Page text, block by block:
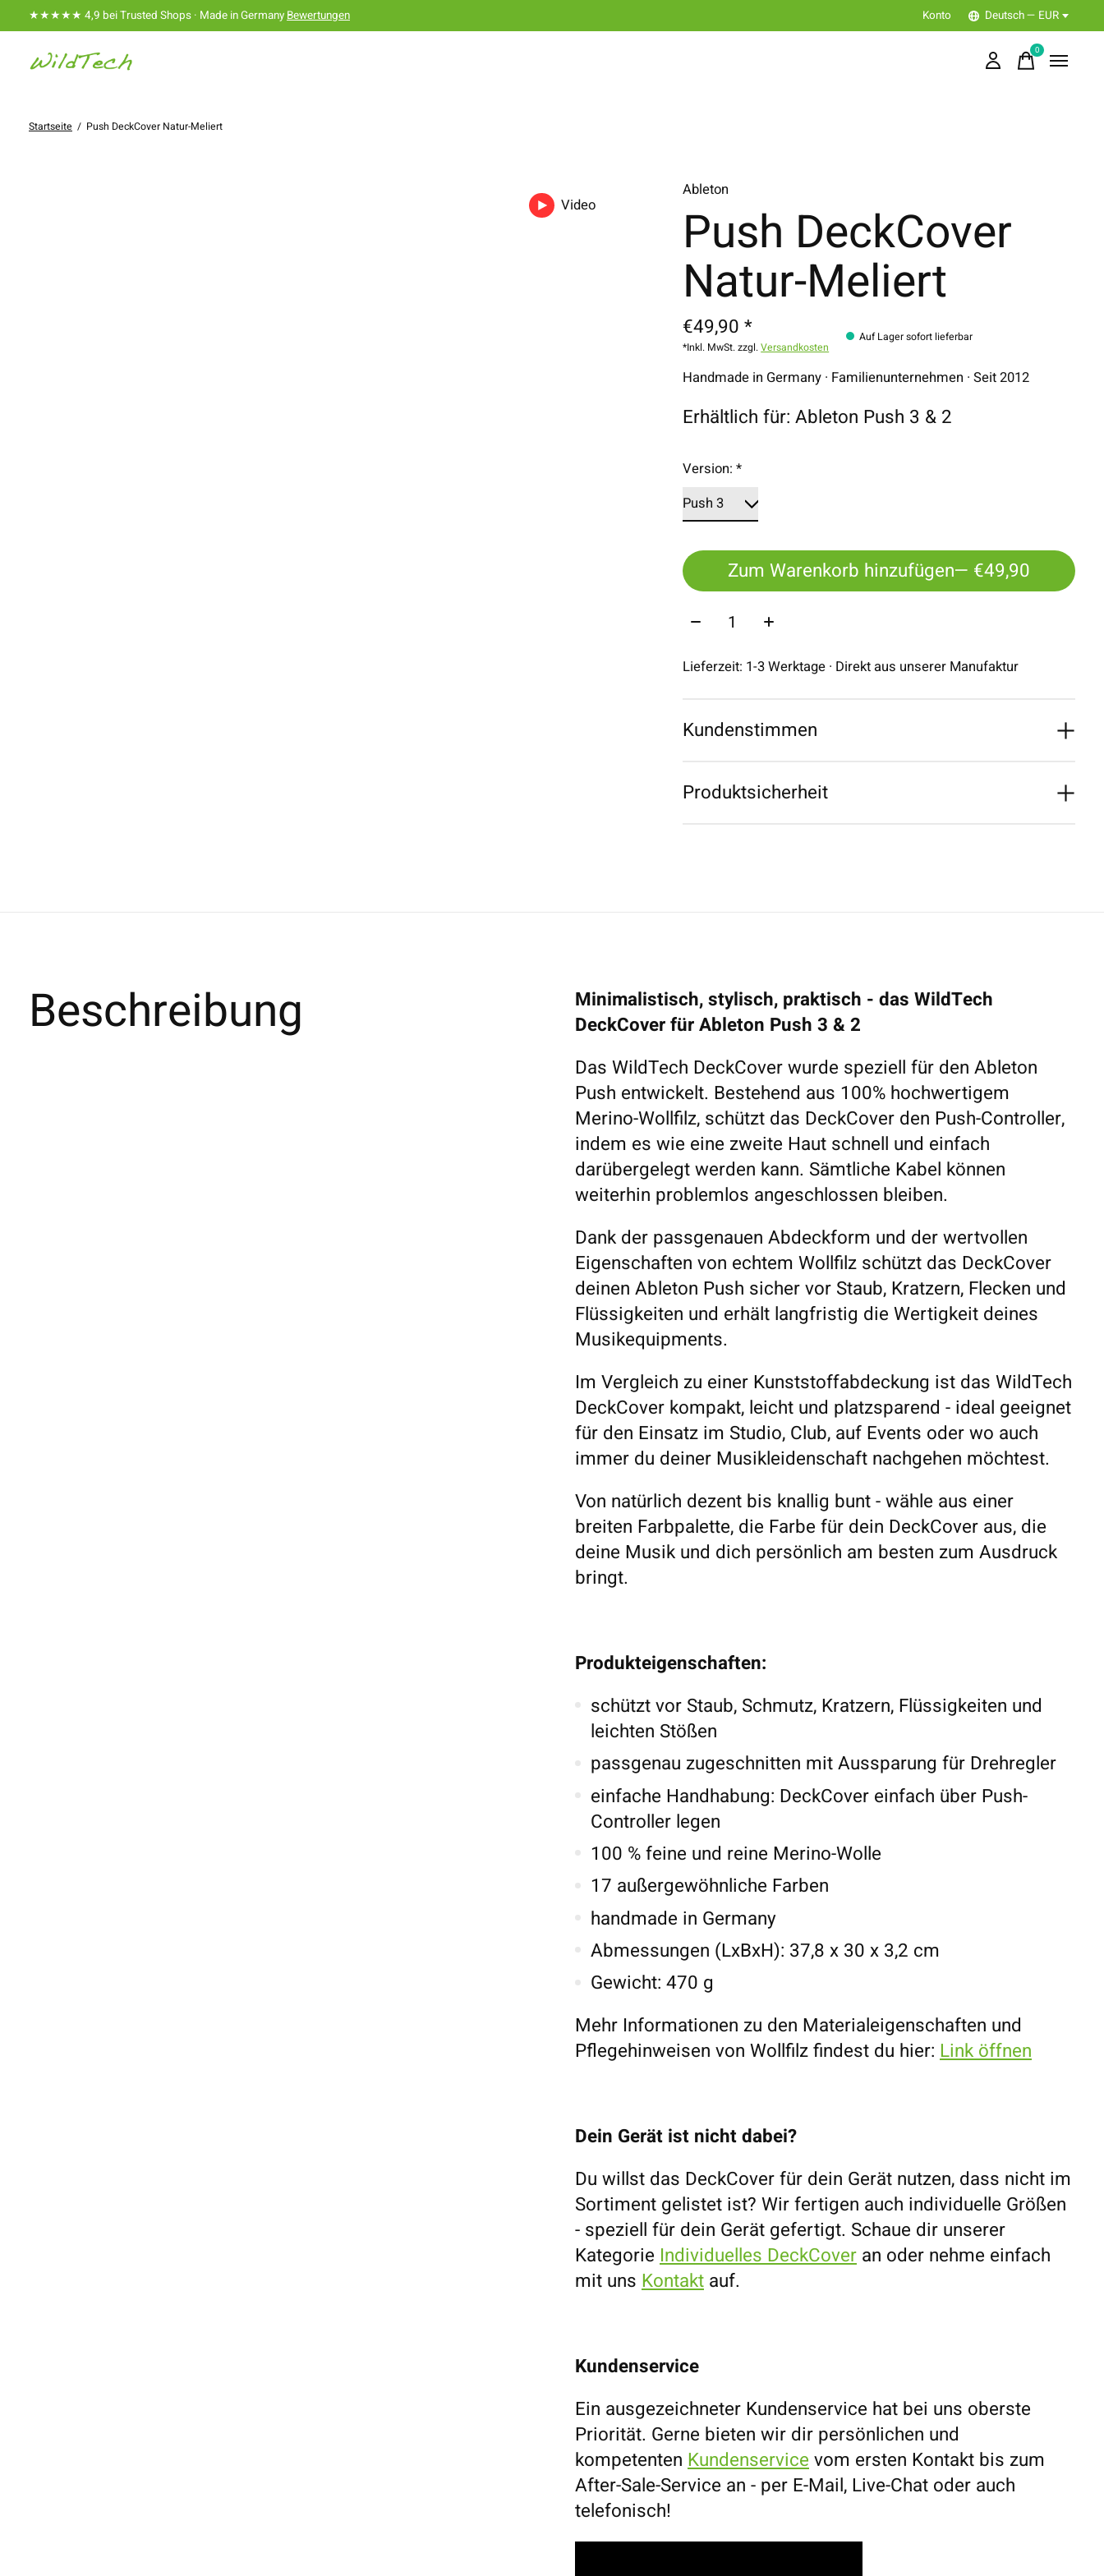
★★★★★ 4,9 bei Trusted Shops · Made in GermanyBewertungen Konto Deutsch — EUR
0items
Startseite / Push DeckCover Natur-Meliert
Video
Ableton
Push DeckCover
Natur-Meliert
€49,90 *
*Inkl. MwSt. zzgl.Versandkosten
Auf Lager sofort lieferbar
Handmade in Germany · Familienunternehmen · Seit 2012
Erhältlich für: Ableton Push 3 & 2
Version:*
Zum Warenkorb hinzufügen
— €49,90
Menge:
Lieferzeit: 1-3 Werktage · Direkt aus unserer Manufaktur
Kundenstimmen
Produktsicherheit
Beschreibung Minimalistisch, stylisch, praktisch - das WildTech
DeckCover für Ableton Push 3 & 2
Das WildTech DeckCover wurde speziell für den Ableton
Push entwickelt. Bestehend aus 100% hochwertigem
Merino-Wollfilz, schützt das DeckCover den Push-Controller,
indem es wie eine zweite Haut schnell und einfach
darübergelegt werden kann. Sämtliche Kabel können
weiterhin problemlos angeschlossen bleiben.
Dank der passgenauen Abdeckform und der wertvollen
Eigenschaften von echtem Wollfilz schützt das DeckCover
deinen Ableton Push sicher vor Staub, Kratzern, Flecken und
Flüssigkeiten und erhält langfristig die Wertigkeit deines
Musikequipments.
Im Vergleich zu einer Kunststoffabdeckung ist das WildTech
DeckCover kompakt, leicht und platzsparend - ideal geeignet
für den Einsatz im Studio, Club, auf Events oder wo auch
immer du deiner Musikleidenschaft nachgehen möchtest.
Von natürlich dezent bis knallig bunt - wähle aus einer
breiten Farbpalette, die Farbe für dein DeckCover aus, die
deine Musik und dich persönlich am besten zum Ausdruck
bringt.
Produkteigenschaften:
schützt vor Staub, Schmutz, Kratzern, Flüssigkeiten und
leichten Stößen
passgenau zugeschnitten mit Aussparung für Drehregler
einfache Handhabung: DeckCover einfach über Push-
Controller legen
100 % feine und reine Merino-Wolle
17 außergewöhnliche Farben
handmade in Germany
Abmessungen (LxBxH): 37,8 x 30 x 3,2 cm
Gewicht: 470 g
Mehr Informationen zu den Materialeigenschaften und
Pflegehinweisen von Wollfilz findest du hier: Link öffnen
Dein Gerät ist nicht dabei?
Du willst das DeckCover für dein Gerät nutzen, dass nicht im
Sortiment gelistet ist? Wir fertigen auch individuelle Größen
- speziell für dein Gerät gefertigt. Schaue dir unserer
Kategorie Individuelles DeckCoveran oder nehme einfach
mit uns Kontaktauf.
Kundenservice
Ein ausgezeichneter Kundenservice hat bei uns oberste
Priorität. Gerne bieten wir dir persönlichen und
kompetenten Kundenservicevom ersten Kontakt bis zum
After-Sale-Service an - per E-Mail, Live-Chat oder auch
telefonisch!